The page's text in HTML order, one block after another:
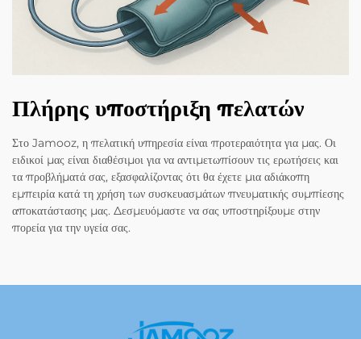
Πλήρης υποστήριξη πελατών
Στο Jamooz, η πελατική υπηρεσία είναι προτεραιότητα για μας. Οι
ειδικοί μας είναι διαθέσιμοι για να αντιμετωπίσουν τις ερωτήσεις και
τα προβλήματά σας, εξασφαλίζοντας ότι θα έχετε μια αδιάκοπη
εμπειρία κατά τη χρήση των συσκευασμάτων πνευματικής συμπίεσης
αποκατάστασης μας. Δεσμευόμαστε να σας υποστηρίξουμε στην
πορεία για την υγεία σας.